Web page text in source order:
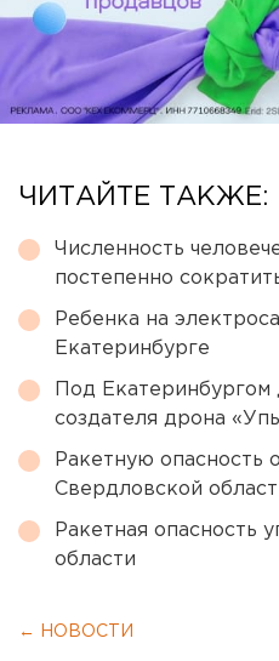
ЧИТАЙТЕ ТАКЖЕ:
Численность
постепенно
Ребенка на
Екатеринбурге
Под
создателя дрона
Ракетную опасность
Свердловской
Ракетная опасность
области
← НОВОСТИ